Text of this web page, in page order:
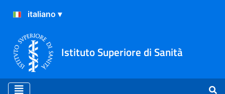
Istituto Superiore di Sanità